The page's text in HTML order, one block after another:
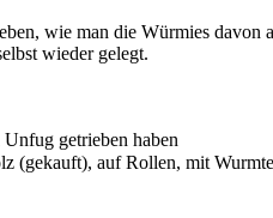
wie man die Würmies davon
wieder gelegt.
getrieben haben
(gekauft), auf Rollen, mit